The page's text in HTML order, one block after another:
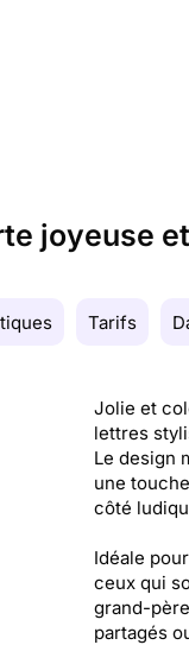
joyeuse
Tarifs
Jolie et
lettres
Le design
une
côté
Idéale
ceux qui
grand-
partagés